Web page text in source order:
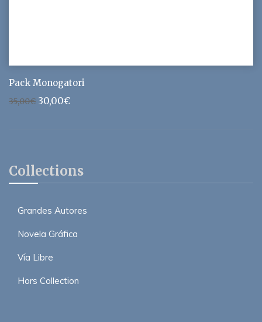
Collections
Grandes Autores
Novela Gráfica
Vía Libre
Hors Collection
Pack Monogatori
35,00€ Le
prix
30,00€Le